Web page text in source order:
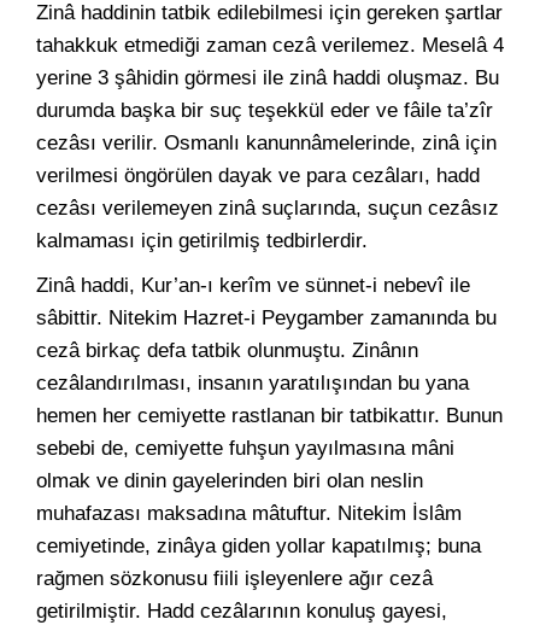
Zinâ haddinin tatbik edilebilmesi için gereken şartlar
tahakkuk etmediği zaman cezâ verilemez. Meselâ 4
yerine 3 şâhidin görmesi ile zinâ haddi oluşmaz. Bu
durumda başka bir suç teşekkül eder ve fâile ta’zîr
cezâsı verilir. Osmanlı kanunnâmelerinde, zinâ için
verilmesi öngörülen dayak ve para cezâları, hadd
cezâsı verilemeyen zinâ suçlarında, suçun cezâsız
kalmaması için getirilmiş tedbirlerdir.
Zinâ haddi, Kur’an-ı kerîm ve sünnet-i nebevî ile
sâbittir. Nitekim Hazret-i Peygamber zamanında bu
cezâ birkaç defa tatbik olunmuştu. Zinânın
cezâlandırılması, insanın yaratılışından bu yana
hemen her cemiyette rastlanan bir tatbikattır. Bunun
sebebi de, cemiyette fuhşun yayılmasına mâni
olmak ve dinin gayelerinden biri olan neslin
muhafazası maksadına mâtuftur. Nitekim İslâm
cemiyetinde, zinâya giden yollar kapatılmış; buna
rağmen sözkonusu fiili işleyenlere ağır cezâ
getirilmiştir. Hadd cezâlarının konuluş gayesi,